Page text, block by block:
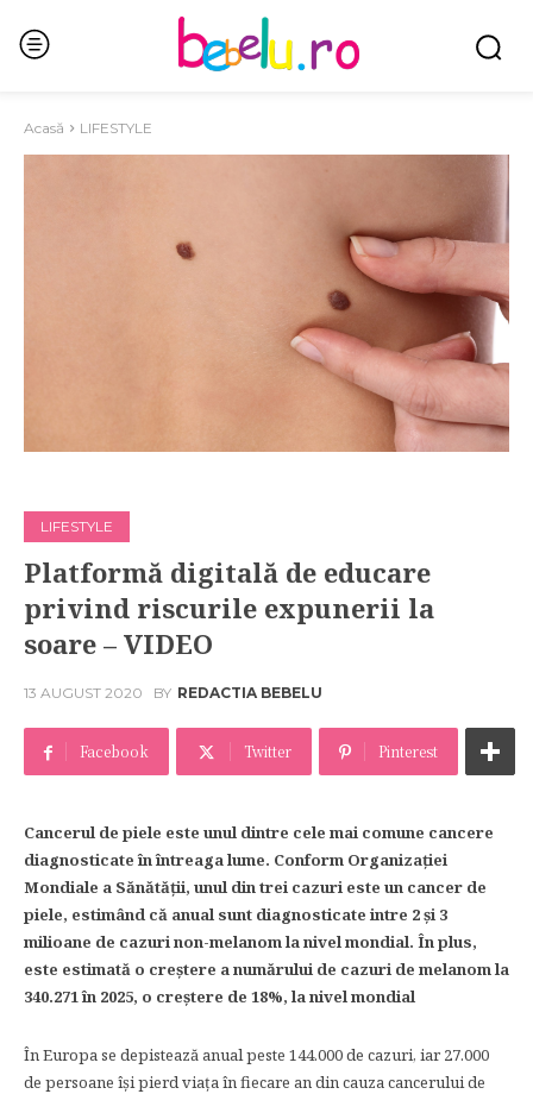
Acasă LIFESTYLE
LIFESTYLE
Platformă digitală de educare
privind riscurile expunerii la
soare – VIDEO
13 AUGUST 2020 BY REDACTIA BEBELU
Facebook Twitter Pinterest
Cancerul de piele este unul dintre cele mai comune cancere
diagnosticate în întreaga lume. Conform Organizației
Mondiale a Sănătății, unul din trei cazuri este un cancer de
piele, estimând că anual sunt diagnosticate intre 2 și 3
milioane de cazuri non-melanom la nivel mondial. În plus,
este estimată o creștere a numărului de cazuri de melanom la
340.271 în 2025, o creștere de 18%, la nivel mondial
În Europa se depistează anual peste 144.000 de cazuri, iar 27.000
de persoane își pierd viața în fiecare an din cauza cancerului de